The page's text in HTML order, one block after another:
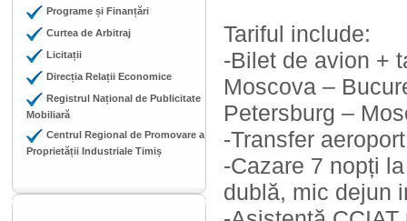
Programe și Finanțări
Curtea de Arbitraj
Licitații
Direcția Relații Economice
Registrul Național de Publicitate
Mobiliară
Centrul Regional de Promovare a
Proprietății Industriale Timiș
Tariful include:
-Bilet de avion +
Moscova –
Petersburg –
-Transfer
-Cazare 7 nopți
dublă, mic dejun